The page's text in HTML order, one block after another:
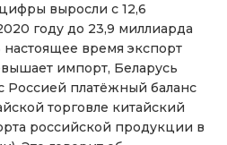
выросли с 12,6
году до 23,9 миллиарда
время экспорт
импорт, Беларусь
Россией платёжный баланс
торговле китайский
российской продукции в